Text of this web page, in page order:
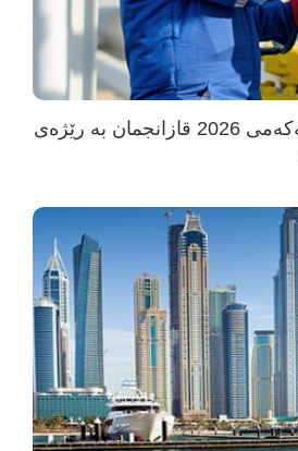
دانە گاز: لە نیوەی یەکەمی 2026 قازانجمان بە رێژەی